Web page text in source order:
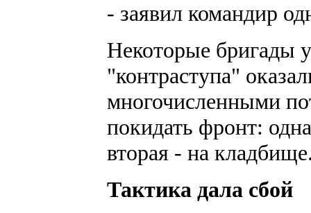
- заявил командир
Некоторые бригады
"контраступа"
многочисленными
покидать фронт:
вторая - на
Тактика дала сбой